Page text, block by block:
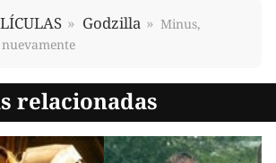
Godzilla
Minus,
relacionadas